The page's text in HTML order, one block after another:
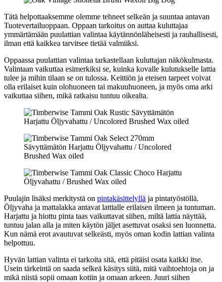
Tätä helpottaaksemme olemme tehneet selkeän ja suuntaa antavan
Tuotevertailuoppaan. Oppaan tarkoitus on auttaa kuluttajaa
ymmärtämään puulattian valintaa käytännönläheisesti ja rauhallisesti,
ilman että kaikkea tarvitsee tietää valmiiksi.
Oppaassa puulattian valintaa tarkastellaan kuluttajan näkökulmasta.
Valintaan vaikuttaa esimerkiksi se, kuinka kovalle kulutukselle lattia
tulee ja mihin tilaan se on tulossa. Keittiön ja eteisen tarpeet voivat
olla erilaiset kuin olohuoneen tai makuuhuoneen, ja myös oma arki
vaikuttaa siihen, mikä ratkaisu tuntuu oikealta.
Puulajin lisäksi merkitystä on pintakäsittelyllä ja pintatyöstöllä.
Öljyvaha ja mattalakka antavat lattialle erilaisen ilmeen ja tuntuman.
Harjattu ja hiottu pinta taas vaikuttavat siihen, miltä lattia näyttää,
tuntuu jalan alla ja miten käytön jäljet asettuvat osaksi sen luonnetta.
Kun nämä erot avautuvat selkeästi, myös oman kodin lattian valinta
helpottuu.
Hyvän lattian valinta ei tarkoita sitä, että pitäisi osata kaikki itse.
Usein tärkeintä on saada selkeä käsitys siitä, mitä vaihtoehtoja on ja
mikä niistä sopii omaan kotiin ja omaan arkeen. Juuri siihen